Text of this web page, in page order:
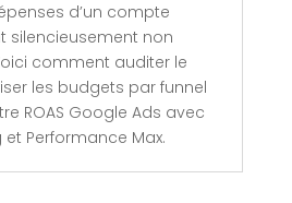
d’un compte
silencieusement non
comment auditer le
les budgets par funnel
ROAS Google Ads avec
Performance Max.